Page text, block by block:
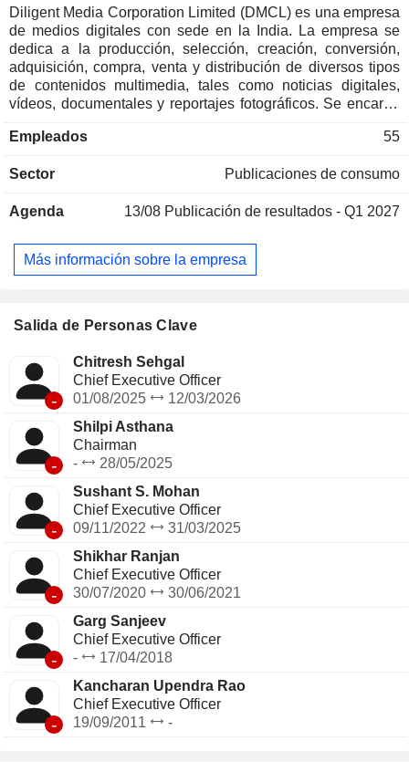
Diligent Media Corporation Limited (DMCL) es una empresa
de medios digitales con sede en la India. La empresa se
dedica a la producción, selección, creación, conversión,
adquisición, compra, venta y distribución de diversos tipos
de contenidos multimedia, tales como noticias digitales,
vídeos, documentales y reportajes fotográficos. Se encarga
relacionados con los medios de comunicación u otros
cualquier canal de distribución existente o emergente. Su
DNA Verified, DNA Lit y DNA Her. A través de noticias,
lectores una visión global de la ciudad, el país, su mercado
financiero y noticias de todo el mundo.
Empleados 55
Sector Publicaciones de consumo
Agenda 13/08 Publicación de resultados - Q1 2027
Más información sobre la empresa
Salida de Personas Clave
-
Chitresh Sehgal
Chief Executive Officer
01/08/2025
12/03/2026
-
Shilpi Asthana
Chairman
-
28/05/2025
-
Sushant S. Mohan
Chief Executive Officer
09/11/2022
31/03/2025
-
Shikhar Ranjan
Chief Executive Officer
30/07/2020
30/06/2021
-
Garg Sanjeev
Chief Executive Officer
-
17/04/2018
-
Kancharan Upendra Rao
Chief Executive Officer
19/09/2011
-